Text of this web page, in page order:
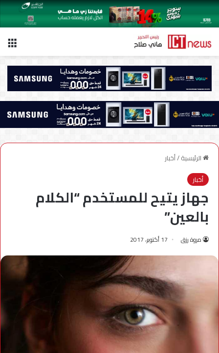
الرئيسية/أخبار
أخبار
جهاز يتيح للمستخدم “الكلام
بالعين”
مروة رزق 17 أكتوبر، 2017